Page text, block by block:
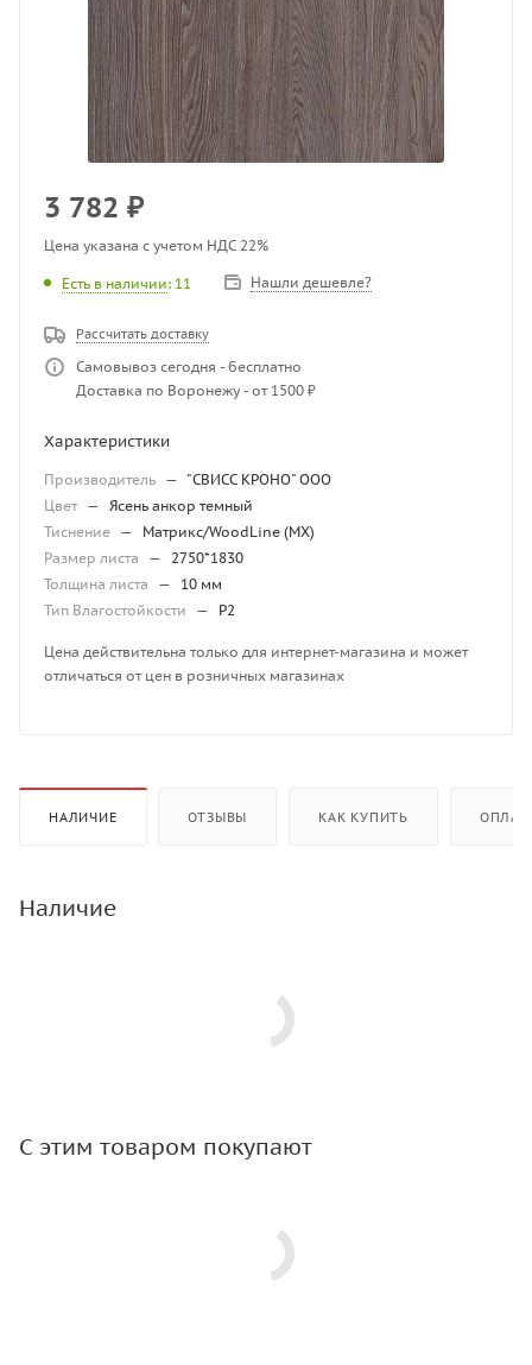
3 782 ₽
Цена указана с учетом НДС 22%
Есть в наличии: 11 Нашли дешевле?
Рассчитать доставку
Самовывоз сегодня - бесплатно
Доставка по Воронежу - от 1500 ₽
Характеристики
Производитель — "СВИСС КРОНО" ООО
Цвет — Ясень анкор темный
Тиснение —
Матрикс/WoodLine (MX)
Размер листа
— 2750*1830
Толщина листа
—
10 мм
Тип Влагостойкости
— P2
Цена действительна только для интернет-магазина и может
отличаться от цен в розничных магазинах
НАЛИЧИЕ ОТЗЫВЫ КАК КУПИТЬ
Наличие
С этим товаром покупают